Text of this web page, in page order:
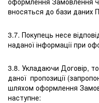
вносяться до бази даних
3.7. Покупець несе
наданої інформації при
3.8. Укладаючи Договір,
даної пропозиції
шляхом оформлення
наступне: